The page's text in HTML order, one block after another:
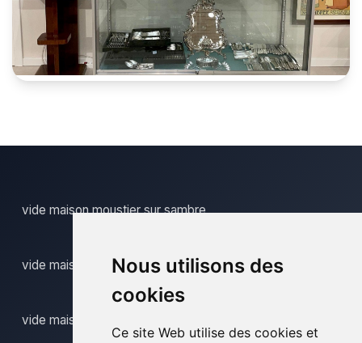
Nous utilisons des
cookies
Ce site Web utilise des cookies et
vide maison moustier sur sambre
vide maison neuville
vide maison nismes